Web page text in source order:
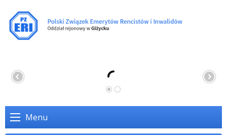
Menu